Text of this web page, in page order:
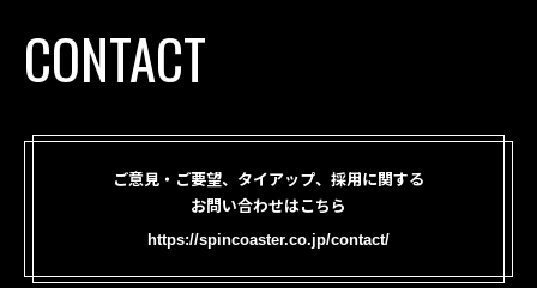
CONTACT
ご意見・ご要望、タイアップ、採用に関する
お問い合わせはこちら
https://spincoaster.co.jp/contact/